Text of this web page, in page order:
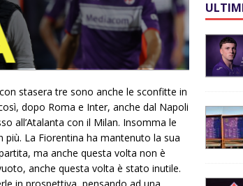
stasera tre sono anche le sconfitte in
dopo Roma e Inter, anche dal Napoli
all’Atalanta con il Milan. Insomma le
La Fiorentina ha mantenuto la sua
ma anche questa volta non è
anche questa volta è stato inutile.
in prospettiva, pensando ad una